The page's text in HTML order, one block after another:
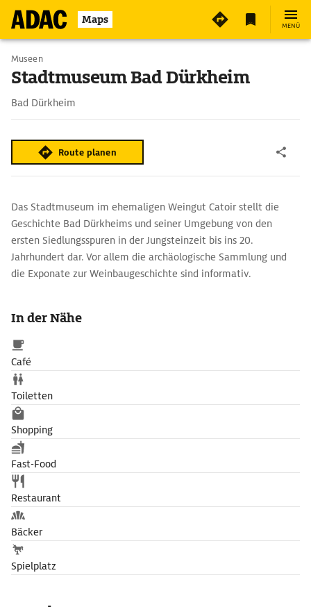
Maps MENÜ
Museen
Stadtmuseum Bad Dürkheim
Bad Dürkheim
Route planen
Das Stadtmuseum im ehemaligen Weingut Catoir stellt die
Geschichte Bad Dürkheims und seiner Umgebung von den
ersten Siedlungsspuren in der Jungsteinzeit bis ins 20.
Jahrhundert dar. Vor allem die archäologische Sammlung und
die Exponate zur Weinbaugeschichte sind informativ.
In der Nähe
Café
Toiletten
Shopping
Fast-Food
Restaurant
Bäcker
Spielplatz